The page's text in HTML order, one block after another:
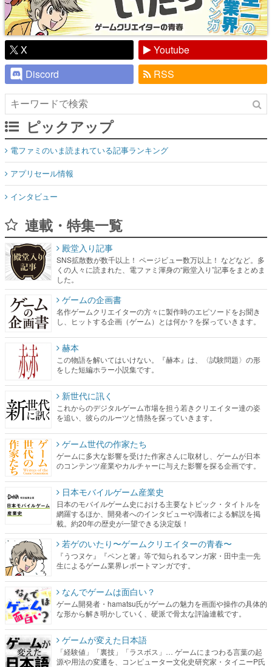
X
Youtube
Discord
RSS
ピックアップ
電ファミのいま読まれている記事ランキング
アプリセール情報
インタビュー
連載・特集一覧
くの人々に読まれた、電ファミ渾身の“殿堂入り”記事をまとめま
した。
ゲームの企画書
名作ゲームクリエイターの方々に製作時のエピソードをお聞き
し、ヒットする企画（ゲーム）とは何か？を探っていきます。
赫本
この物語を解いてはいけない。『赫本』は、〈試験問題〉の形
をした短編ホラー小説集です。
新世代に訊く
これからのデジタルゲーム市場を担う若きクリエイター達の姿
を追い、彼らのルーツと情熱を探っていきます。
ゲーム世代の作家たち
ゲームに多大な影響を受けた作家さんに取材し、ゲームが日本
のコンテンツ産業やカルチャーに与えた影響を探る企画です。
日本モバイルゲーム産業史
日本のモバイルゲーム史における主要なトピック・タイトルを
網羅するほか、開発者へのインタビューや識者による解説を掲
若ゲのいたり〜ゲームクリエイターの青春〜
『うつヌケ』『ペンと箸』等で知られるマンガ家・田中圭一先
生によるゲーム業界レポートマンガです。
なんでゲームは面白い？
ゲーム開発者・hamatsu氏がゲームの魅力を画面や操作の具体的
な形から解き明かしていく、硬派で骨太な評論連載です。
ゲームが変えた日本語
「経験値」「裏技」「ラスボス」… ゲームにまつわる言葉の起
源や用法の変遷を、コンピューター文化史研究家・タイニーP氏
カテゴリ